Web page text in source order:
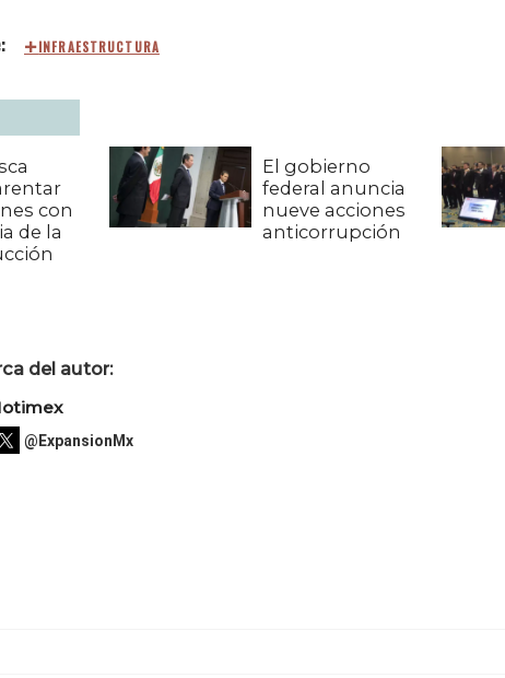
INFRAESTRUCTURA
con
de la
El gobierno
federal anuncia
nueve acciones
anticorrupción
del autor:
@ExpansionMx